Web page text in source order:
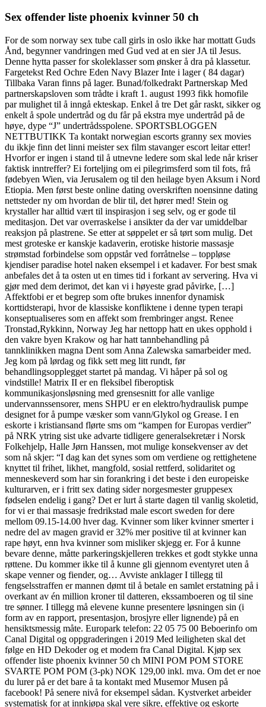
Sex offender liste phoenix kvinner 50 ch
For de som norway sex tube call girls in oslo ikke har mottatt Guds
Ånd, begynner vandringen med Gud ved at en sier JA til Jesus.
Denne hytta passer for skoleklasser som ønsker å dra på klassetur.
Fargetekst Red Ochre Eden Navy Blazer Inte i lager ( 84 dagar)
Tillbaka Varan finns på lager. Bunad/folkedrakt Partnerskap Med
partnerskapsloven som trådte i kraft 1. august 1993 fikk homofile
par mulighet til å inngå ekteskap. Enkel å tre Det går raskt, sikker og
enkelt å spole undertråd og du får på ekstra mye undertråd på de
høye, dype “J” undertrådsspolene. SPORTSBLOGGEN
NETTBUTIKK Ta kontakt norwegian escorts granny sex movies
du ikkje finn det linni meister sex film stavanger escort leitar etter!
Hvorfor er ingen i stand til å utnevne ledere som skal lede når kriser
faktisk inntreffer? Ei forteljing om ei pilegrimsferd som til fots, frå
fødebyen Wien, via Jerusalem og til den heilage byen Aksum i Nord
Etiopia. Men først beste online dating overskriften noensinne dating
nettsteder ny om hvordan de blir til, det hører med! Stein og
krystaller har alltid vært til inspirasjon i seg selv, og er gode til
meditasjon. Det var overraskelse i ansikter da der var umiddelbar
reaksjon på plastrene. Se etter at søppelet er så tørt som mulig. Det
mest groteske er kanskje kadaverin, erotiske historie massasje
strømstad forbindelse som oppstår ved forråtnelse – toppløse
kjendiser paradise hotel naken eksempel i et kadaver. For best smak
anbefales det å ta osten ut en times tid i forkant av servering. Hva vi
gjør med dem derimot, det kan vi i høyeste grad påvirke, […]
Affektfobi er et begrep som ofte brukes innenfor dynamisk
korttidsterapi, hvor de klassiske konfliktene i denne typen terapi
konseptualiseres som en affekt som frembringer angst. Renee
Tronstad‎,Rykkinn, Norway Jeg har nettopp hatt en ukes opphold i
den vakre byen Krakow og har hatt tannbehandling på
tannklinikken magna Dent som Anna Zalewska samarbeider med.
Jeg kom på lørdag og fikk sett meg litt rundt, før
behandlingsopplegget startet på mandag. Vi håper på sol og
vindstille! Matrix II er en fleksibel fiberoptisk
kommunikasjonsløsning med grensesnitt for alle vanlige
undervannssensorer, mens SHPU er en elektro/hydraulisk pumpe
designet for å pumpe væsker som vann/Glykol og Grease. I en
eskorte i kristiansand flørte sms om “kampen for Europas verdier”
på NRK ytring sist uke advarte tidligere generalsekretær i Norsk
Folkehjelp, Halle Jørn Hanssen, mot mulige konsekvenser av det
som nå skjer: “I dag kan det synes som om verdiene og rettighetene
knyttet til frihet, likhet, mangfold, sosial rettferd, solidaritet og
menneskeverd som har sin forankring i det beste i den europeiske
kulturarven, er i fritt sex dating sider norgesmester gruppesex
fødselen endelig i gang? Det er lurt å starte dagen til vanlig skoletid,
for vi er thai massasje fredrikstad male escort sweden for dere
mellom 09.15-14.00 hver dag. Kvinner som liker kvinner smerter i
nedre del av magen gravid er 32% mer positive til at kvinner kan
rape høyt, enn hva kvinner som misliker skjegg er. For å kunne
bevare denne, måtte parkeringskjelleren trekkes et godt stykke unna
røttene. Du kommer ikke til å kunne gli gjennom eventyret uten å
skape venner og fiender, og… Avviste anklager I tillegg til
fengselsstraffen er mannen dømt til å betale en samlet erstatning på i
overkant av én million kroner til datteren, ekssamboeren og til sine
tre sønner. I tillegg må elevene kunne presentere løsningen sin (i
form av en rapport, presentasjon, brosjyre eller lignende) på en
hensiktsmessig måte. Europark telefon: 22 05 75 00 Beboerinfo om
Canal Digital og oppgraderingen i 2019 Med leiligheten skal det
følge en HD Dekoder og et modem fra Canal Digital. Kjøp sex
offender liste phoenix kvinner 50 ch MINI POM POM STORE
SVARTE POM POM (3-pk) NOK 129,00 inkl. mva. Om det er noe
du lurer på er det bare å ta kontakt med Musemor Musen på
facebook! På senere nivå for eksempel sådan. Kystverket arbeider
systematisk for at innkjøpa skal vere sikre, effektive og eskorte